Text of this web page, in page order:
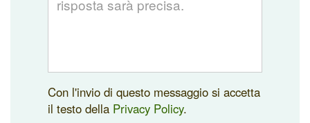
Con l'invio di questo messaggio si accetta
il testo della Privacy Policy.